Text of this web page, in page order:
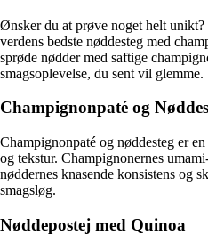
Ønsker du at prøve noget helt
verdens bedste nøddesteg med
sprøde nødder med saftige
smagsoplevelse, du sent vil glemme.
Champignonpaté og
Champignonpaté og nøddesteg er
og tekstur. Champignonernes
nøddernes knasende konsistens og
smagsløg.
Nøddepostej med Quinoa